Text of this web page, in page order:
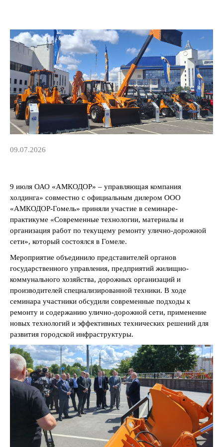
09.07.2026
9 июля ОАО «АМКОДОР» – управляющая компания
холдинга» совместно с официальным дилером ООО
«АМКОДОР-Гомель» приняли участие в семинаре-
практикуме «Современные технологии, материалы и
организация работ по текущему ремонту улично-дорожной
сети», который состоялся в Гомеле.
Мероприятие объединило представителей органов
государственного управления, предприятий жилищно-
коммунального хозяйства, дорожных организаций и
производителей специализированной техники. В ходе
семинара участники обсудили современные подходы к
ремонту и содержанию улично-дорожной сети, применение
новых технологий и эффективных технических решений для
развития городской инфраструктуры.